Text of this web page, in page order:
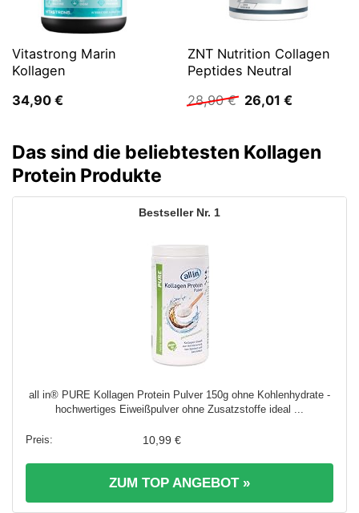
Vitastrong Marin
Kollagen
34,90 €
ZNT Nutrition Collagen
Peptides Neutral
28,90€ Ursprünglicher
Preis
26,01 €Aktueller
Das sind die beliebtesten Kollagen
Protein Produkte
1
all in® PURE Kollagen Protein Pulver 150g ohne Kohlenhydrate -
hochwertiges Eiweißpulver ohne Zusatzstoffe ideal ...
10,99 €
ZUM TOP ANGEBOT »